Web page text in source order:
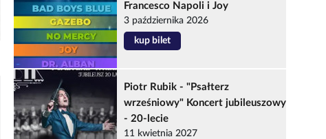
Francesco Napoli i Joy
3 października 2026
kup bilet
Piotr Rubik - "Psałterz
wrześniowy" Koncert jubileuszowy
- 20-lecie
11 kwietnia 2027